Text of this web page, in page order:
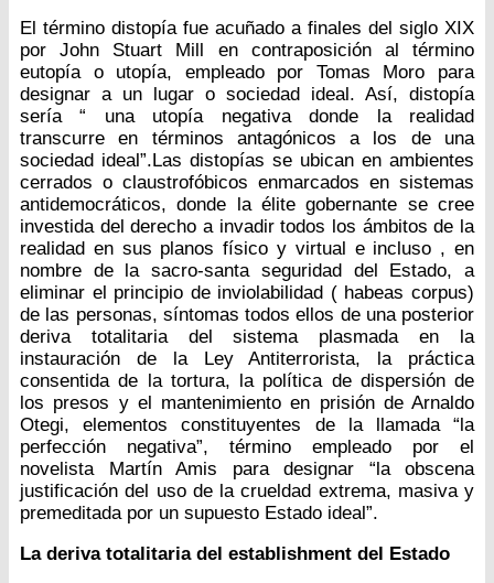
El término distopía fue acuñado a finales del siglo XIX
por John Stuart Mill en contraposición al término
eutopía o utopía, empleado por Tomas Moro para
designar a un lugar o sociedad ideal. Así, distopía
sería “ una utopía negativa donde la realidad
transcurre en términos antagónicos a los de una
sociedad ideal”.Las distopías se ubican en ambientes
cerrados o claustrofóbicos enmarcados en sistemas
antidemocráticos, donde la élite gobernante se cree
investida del derecho a invadir todos los ámbitos de la
realidad en sus planos físico y virtual e incluso , en
nombre de la sacro-santa seguridad del Estado, a
eliminar el principio de inviolabilidad ( habeas corpus)
de las personas, síntomas todos ellos de una posterior
deriva totalitaria del sistema plasmada en la
instauración de la Ley Antiterrorista, la práctica
consentida de la tortura, la política de dispersión de
los presos y el mantenimiento en prisión de Arnaldo
Otegi, elementos constituyentes de la llamada “la
perfección negativa”, término empleado por el
novelista Martín Amis para designar “la obscena
justificación del uso de la crueldad extrema, masiva y
premeditada por un supuesto Estado ideal”.
La deriva totalitaria del establishment del Estado